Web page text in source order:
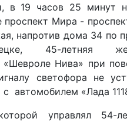
в 19 часов 25 минут
проспект Мира -
напротив дома 34 по
45-летняя
«Шевроле Нива» при
светофора не
с автомобилем «Лада
управлял 54-